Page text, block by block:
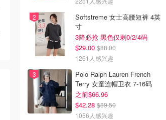
Softstreme 女士高腰短裤 4英
寸
3降必抢 黑色仅剩0/2/4码
$29.00 $88.00
1261人感兴趣
Polo Ralph Lauren French
Terry 女童连帽卫衣 7-16码
之前$66.96
$42.28 $89.50
1056人感兴趣